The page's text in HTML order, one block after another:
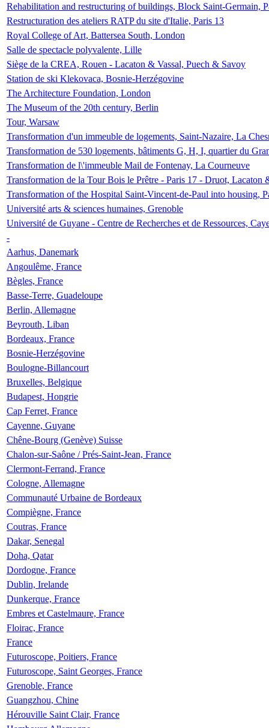
Rehabilitation and restructuring of buildings, Block Saint-Germain,
Restructuration des ateliers RATP du site d'Italie, Paris 13
Royal College of Art, Battersea South, London
Salle de spectacle polyvalente, Lille
Siège de la CREA, Rouen - Lacaton & Vassal, Puech & Savoy
Station de ski Klekovaca, Bosnie-Herzégovine
The Architecture Foundation, London
The Museum of the 20th century, Berlin
Tour, Warsaw
Transformation d'un immeuble de logements, Saint-Nazaire, La
Transformation de 530 logements, bâtiments G, H, I, quartier du
Transformation de l\'immeuble Mail de Fontenay, La Courneuve
Transformation de la Tour Bois le Prêtre - Paris 17 - Druot, Lacaton
Transformation of the Hospital Saint-Vincent-de-Paul into housing,
Université arts & sciences humaines, Grenoble
Université de Guyane - Centre de Recherches et de Ressources,
-
Aarhus, Danemark
Angoulême, France
Bègles, France
Basse-Terre, Guadeloupe
Berlin, Allemagne
Beyrouth, Liban
Bordeaux, France
Bosnie-Herzégovine
Boulogne-Billancourt
Bruxelles, Belgique
Budapest, Hongrie
Cap Ferret, France
Cayenne, Guyane
Chêne-Bourg (Genève) Suisse
Chalon-sur-Saône / Prés-Saint-Jean, France
Clermont-Ferrand, France
Cologne, Allemagne
Communauté Urbaine de Bordeaux
Compiègne, France
Coutras, France
Dakar, Senegal
Doha, Qatar
Dordogne, France
Dublin, Irelande
Dunkerque, France
Embres et Castelmaure, France
Floirac, France
France
Futuroscope, Poitiers, France
Futuroscope, Saint Georges, France
Grenoble, France
Guangzhou, Chine
Hérouville Saint Clair, France